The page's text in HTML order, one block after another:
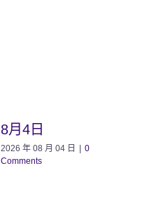
8月4日
2026 年 08 月 04 日
0
Comments